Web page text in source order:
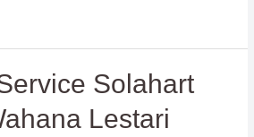
Solahart
Lestari